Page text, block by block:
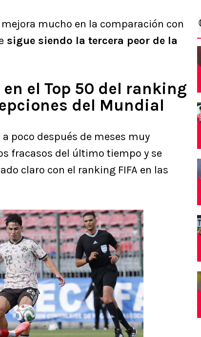
mucho en la comparación con
sigue siendo la tercera peor de la
el Top 50 del ranking
del Mundial
poco después de meses muy
fracasos del último tiempo y se
claro con el ranking FIFA en las